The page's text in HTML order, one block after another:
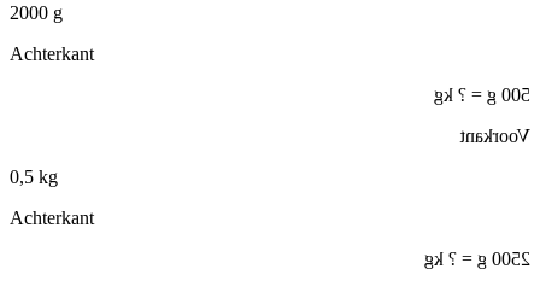
2000 g
Achterkant
500 g = ? kg
Voorkant
0,5 kg
Achterkant
2500 g = ? kg